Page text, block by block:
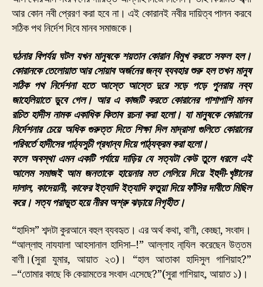
আর কোন নবী প্রেরণ করা হবে না। এই কোরানই নবীর দায়িত্ব পালন করবে
সঠিক পথ নির্দেশ দিবে মানব সমাজকে।
ঘঠনার বিপর্যয় ঘটল যখন মানুষকে শয়তান কোরান বিমুখ করতে সফল হল।
কোরানকে তেলোয়াত আর সোয়াব অর্জনের জন্য ব্যবহার শুরু হল তখন মানুষ
সঠিক পথ নির্দেশনা হতে আস্তে আস্তে দুরে সড়ে পড়ে পুনরায় নব্য
জাহেলিয়াতে ডুবে গেল। আর এ কাজটি করতে কোরানের পাশাপাশি মানব
রচিত হাদীস নামক একাধিক কিতাব রচনা করা হলো। যা মানুষকে কোরানের
নির্দেশনার চেয়ে অধিক গুরুত্ত দিতে শিক্ষা দিল মাদ্রাসা গুলিতে কোরানের
পরিবর্তে হাদীসের পাঠ্যসুচী প্রধান্য দিয়ে পাঠ্যক্রম করা হলো।
ফলে অবস্থা এমন একটি পর্যায়ে দাড়িয় যে সত্যটা কেউ তুলে ধরলে এই
আলেম সমাজই আম জনতাকে হায়েনার মত লেলিয়ে দিয়ে ইহুদী-খৃষ্টানের
দালাল, কাদেয়ানী, কাফের ইত্যাদি ইত্যাদি ফতুয়া দিয়ে ফাঁসির দাবীতে মিছিল
করে। সত্য পরাভুত হয়ে নীরব অশ্রু ঝড়ায়ে নিগৃহীত।
“হাদিস” শব্দটা কুরআনে বহুল ব্যবহৃত। এর অর্থ কথা, বাণী, কেচ্ছা, সংবাদ।
“আল্লাহু নাযযালা আহসানাল হাদিসা–!” আল্লাহ না্যিল করেছেন উত্তম
বাণী।(সুরা যুমার, আয়াত ২৩)। “হাল আতাকা হাদিসুল গাশিয়াহ?”
–“তোমার কাছে কি কেয়ামতের সংবাদ এসেছে?”(সুরা গাশিয়াহ, আয়াত ১)।